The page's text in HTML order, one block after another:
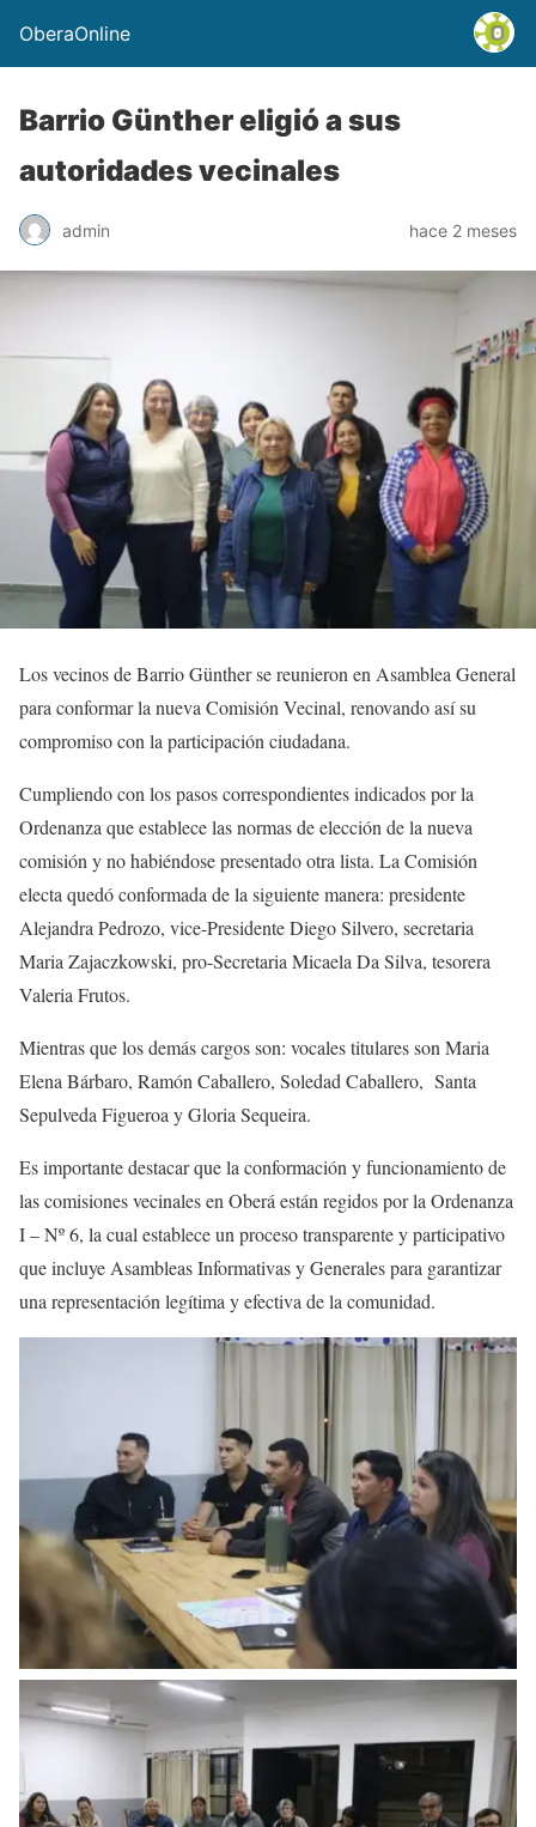
OberaOnline
Barrio Günther eligió a sus
autoridades vecinales
admin hace 2 meses
Los vecinos de Barrio Günther se reunieron en Asamblea General
para conformar la nueva Comisión Vecinal, renovando así su
compromiso con la participación ciudadana.
Cumpliendo con los pasos correspondientes indicados por la
Ordenanza que establece las normas de elección de la nueva
comisión y no habiéndose presentado otra lista. La Comisión
electa quedó conformada de la siguiente manera: presidente
Alejandra Pedrozo, vice-Presidente Diego Silvero, secretaria
Maria Zajaczkowski, pro-Secretaria Micaela Da Silva, tesorera
Valeria Frutos.
Mientras que los demás cargos son: vocales titulares son Maria
Elena Bárbaro, Ramón Caballero, Soledad Caballero, Santa
Sepulveda Figueroa y Gloria Sequeira.
Es importante destacar que la conformación y funcionamiento de
las comisiones vecinales en Oberá están regidos por la Ordenanza
I – Nº 6, la cual establece un proceso transparente y participativo
que incluye Asambleas Informativas y Generales para garantizar
una representación legítima y efectiva de la comunidad.